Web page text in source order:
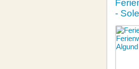
-